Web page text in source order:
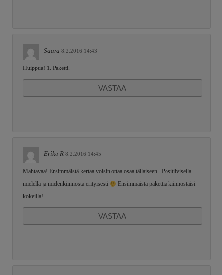
Saara 8.2.2016 14:43
Huippua! 1. Paketti.
VASTAA
Erika R 8.2.2016 14:45
Mahtavaa! Ensimmäistä kertaa voisin ottaa osaa tällaiseen.. Positiivisella
mielellä ja mielenkiinnosta erityisesti
Ensimmäistä pakettia kiinnostaisi
kokeilla!
VASTAA